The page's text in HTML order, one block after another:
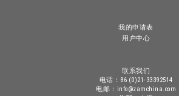
我的申请表
用户中心
联系我们
电话：86 (0)21-33392514
电邮：info@zamchina.com